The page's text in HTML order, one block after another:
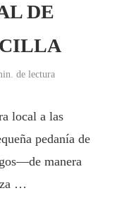
DE
de lectura
local a las
pedanía de
manera
…